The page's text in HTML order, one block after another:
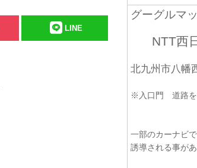
LINE
グーグルマ
NTT西
北九州市八幡
※入口門 道路を
一部のカーナビ
誘導される事があ